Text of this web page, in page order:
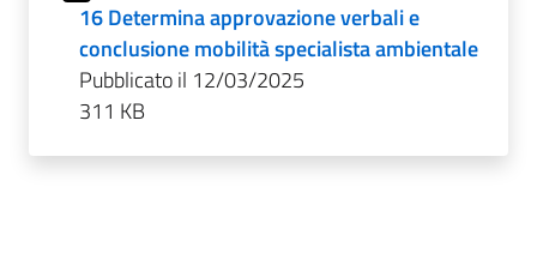
16 Determina approvazione verbali e
conclusione mobilità specialista ambientale
Pubblicato il 12/03/2025
311 KB